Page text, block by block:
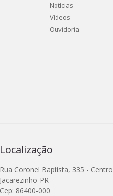
Notícias
Vídeos
Ouvidoria
Localização
Rua Coronel Baptista, 335 - Centro
Jacarezinho-PR
Cep: 86400-000